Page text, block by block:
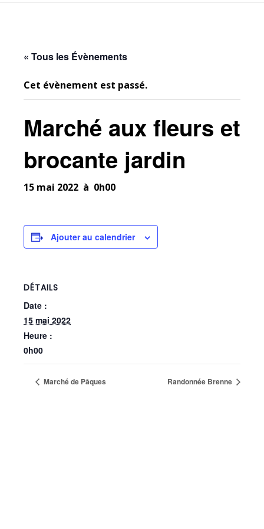
« Tous les Évènements
Cet évènement est passé.
Marché aux fleurs et
brocante jardin
15 mai 2022 à 0h00
Ajouter au calendrier
DÉTAILS
Date :
15 mai 2022
Heure :
0h00
Marché de Pâques Randonnée Brenne